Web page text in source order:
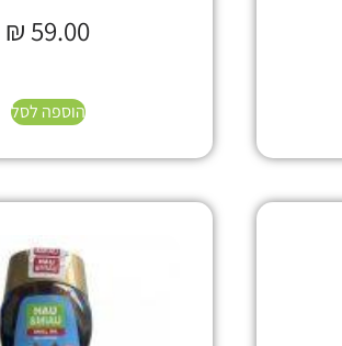
₪ 59.00
הוספה לסל